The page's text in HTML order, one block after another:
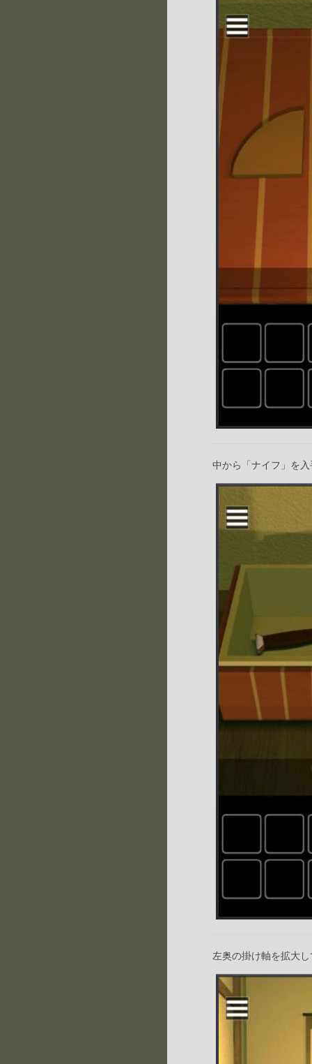
中から「ナイフ」を入
左奥の掛け軸を拡大